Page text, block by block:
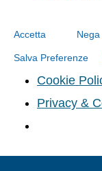
Accetta Nega
Salva Preferenze
Cookie
Privacy &